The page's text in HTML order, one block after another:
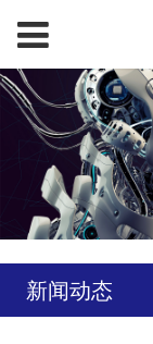
新闻动态